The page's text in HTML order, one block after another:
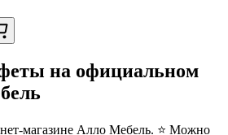
на официальном
магазине Алло Мебель. ⭐ Можно